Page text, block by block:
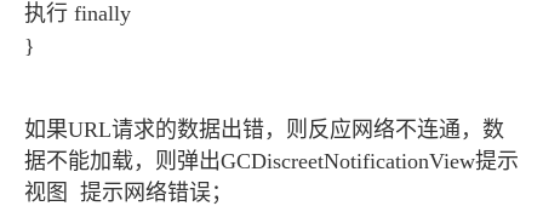
执行 finally
}
如果URL请求的数据出错，则反应网络不连通，数
据不能加载，则弹出GCDiscreetNotificationView提示
视图 提示网络错误；